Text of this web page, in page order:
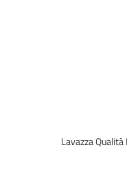
Lavazza